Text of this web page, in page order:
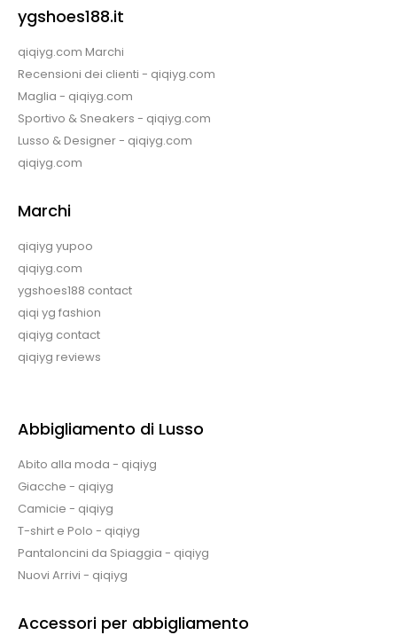
ygshoes188.it
qiqiyg.com Marchi
Recensioni dei clienti - qiqiyg.com
Maglia - qiqiyg.com
Sportivo & Sneakers - qiqiyg.com
Lusso & Designer - qiqiyg.com
qiqiyg.com
Marchi
qiqiyg yupoo
qiqiyg.com
ygshoes188 contact
qiqi yg fashion
qiqiyg contact
qiqiyg reviews
Abbigliamento di Lusso
Abito alla moda - qiqiyg
Giacche - qiqiyg
Camicie - qiqiyg
T-shirt e Polo - qiqiyg
Pantaloncini da Spiaggia - qiqiyg
Nuovi Arrivi - qiqiyg
Accessori per abbigliamento